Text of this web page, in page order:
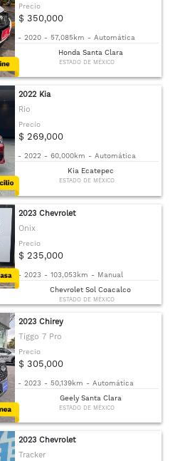
Precio
$ 350,000
- 2020 - 57,085km - Automática
Honda Santa Clara
ESTADO DE MÉXICO
2022 Kia
Rio
Precio
$ 269,000
- 2022 - 60,000km - Automática
Kia Ecatepec
ESTADO DE MÉXICO
2023 Chevrolet
Onix
Precio
$ 235,000
- 2023 - 103,053km - Manual
Chevrolet Sol Coacalco
ESTADO DE MÉXICO
2023 Chirey
Tiggo 7 Pro
Precio
$ 305,000
- 2023 - 50,139km - Automática
Geely Santa Clara
ESTADO DE MÉXICO
2023 Chevrolet
Tracker